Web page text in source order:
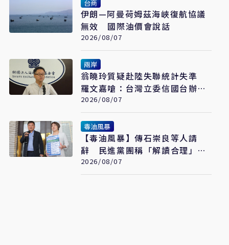
台商
伊朗—阿曼荷姆茲海峽復航協議
無效 國際油價會說話
2026/08/07
兩岸
翁曉玲質疑赴陸失聯統計失準
羅文嘉嗆：台灣立委信國台辦說
謊話
2026/08/07
毒油風暴
【毒油風暴】傳石崇良等人請
辭 民進黨團稱「解讀合理」：
但地方不要都甩鍋中央
2026/08/07